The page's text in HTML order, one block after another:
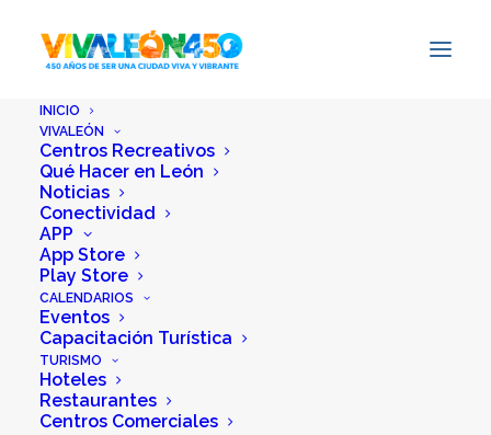
INICIO
VIVALEÓN
Centros Recreativos
Qué Hacer en León
Noticias
Conectividad
APP
App Store
Play Store
CALENDARIOS
Eventos
Capacitación Turística
TURISMO
Hoteles
Restaurantes
Centros Comerciales
Inicio Hotel Roma